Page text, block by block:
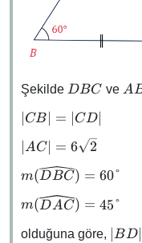
Şekilde DBC
DBC ve A
\abs{CB}
\abs{CD}
CB = CD
\abs{AC}
6\sqrt{2}
AC = 6
2
m(\widehat{DBC})
= 60°
m(DBC) = 60°
m(\widehat{DAC})
m(DAC) = 45°
olduğuna göre, ∣BD∣